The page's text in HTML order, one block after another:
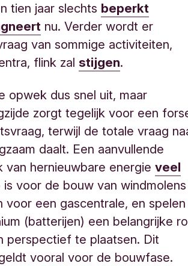
tien jaar slechts beperkt
nu. Verder wordt er
van sommige activiteiten,
flink zalstijgen.
opwek dus snel uit, maar
zorgt tegelijk voor een
terwijl de totale vraag
daalt. Een aanvullende
van hernieuwbare energieveel
voor de bouw van windmolens
voor een gascentrale, en spelen
(batterijen) een belangrijke
perspectief te plaatsen. Dit
vooral voor de bouwfase.